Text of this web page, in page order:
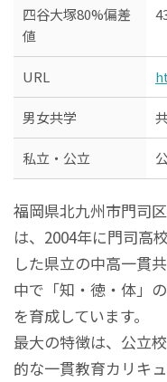
四谷大塚80%偏差
値
URL
男女共学
私立・公立
福岡県北九州市門司
は、2004年に門司高
した県立の中高一貫
中で「知・徳・体」
を育成しています。
最大の特徴は、公立
的な一貫教育カリキ